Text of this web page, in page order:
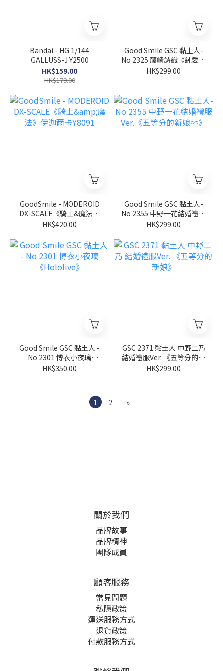
Bandai - HG 1/144
GALLUSS-J Y2500
HK$159.00
HK$179.00
Good Smile GSC 黏土人-
No 2325 藤崎詩織《純愛手
札》
HK$299.00
GoodSmile - MODEROID
DX-SCALE《騎士&魔法》
伊迦爾卡Y8091
HK$420.00
Good Smile GSC 黏土人-
No 2355 中野一花結婚禮服
Ver.《五等分的新娘∽》
HK$299.00
Good Smile GSC 黏土人 -
No 2301 博衣小夜璃
《Hololive》
HK$350.00
GSC 2371 黏土人 中野二乃
結婚禮服Ver. 《五等分的新
娘》
HK$299.00
1 2 »
關於我們
品牌故事
品牌精神
團隊成員
顧客服務
常見問題
私隱政策
運送服務方式
退貨政策
付款服務方式